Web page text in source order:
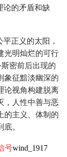
论的矛盾和缺
正义的太阳，
光明灿烂的可行
密前后出现的
象征黯淡幽深的
论视角构建脱离
，人性中善与恶
的主义、体制的
。
号wind_1917